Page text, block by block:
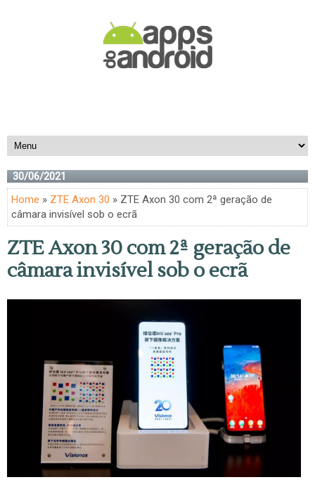
30/06/2021
Home » ZTE Axon 30 » ZTE Axon 30 com 2ª geração de
câmara invisível sob o ecrã
ZTE Axon 30 com 2ª geração de
câmara invisível sob o ecrã